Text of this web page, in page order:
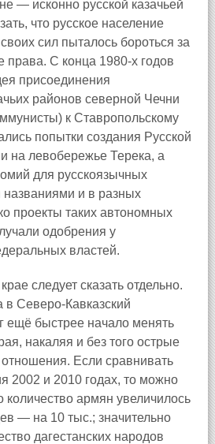
— исконно русской казачьей
что русское население
сил пыталось бороться за
права. С конца 1980-х годов
присоединения
районов северной Чечни
к Ставропольскому
попытки создания Русской
на левобережье Терека, а
для русскоязычных
и в разных
проекты таких автономных
одобрения у
властей.
следует сказать отдельно.
в Северо-Кавказский
ещё быстрее начало менять
накаляя и без того острые
Если сравнивать
2002 и 2010 годах, то можно
количество армян увеличилось
— на 10 тыс.; значительно
дагестанских народов